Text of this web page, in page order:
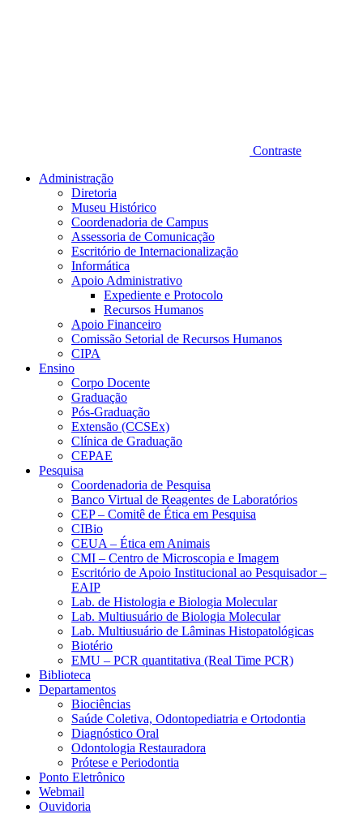
Contraste
Administração
Diretoria
Museu Histórico
Coordenadoria de Campus
Assessoria de Comunicação
Escritório de Internacionalização
Informática
Apoio Administrativo
Expediente e Protocolo
Recursos Humanos
Apoio Financeiro
Comissão Setorial de Recursos Humanos
CIPA
Ensino
Corpo Docente
Graduação
Pós-Graduação
Extensão (CCSEx)
Clínica de Graduação
CEPAE
Pesquisa
Coordenadoria de Pesquisa
Banco Virtual de Reagentes de Laboratórios
CEP – Comitê de Ética em Pesquisa
CIBio
CEUA – Ética em Animais
CMI – Centro de Microscopia e Imagem
Escritório de Apoio Institucional ao Pesquisador –
EAIP
Lab. de Histologia e Biologia Molecular
Lab. Multiusuário de Biologia Molecular
Lab. Multiusuário de Lâminas Histopatológicas
Biotério
EMU – PCR quantitativa (Real Time PCR)
Biblioteca
Departamentos
Biociências
Saúde Coletiva, Odontopediatria e Ortodontia
Diagnóstico Oral
Odontologia Restauradora
Prótese e Periodontia
Ponto Eletrônico
Webmail
Ouvidoria